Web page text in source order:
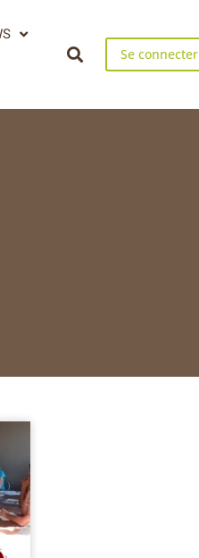
Se connecter